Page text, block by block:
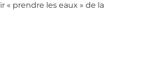
« prendre les eaux » de la